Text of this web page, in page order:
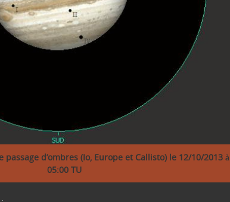
d’ombres (Io, Europe et Callisto) le 12/10/2013 à
05:00 TU